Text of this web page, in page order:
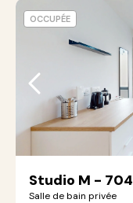
Studio M - 704
Salle de bain privée
OCCUPÉE